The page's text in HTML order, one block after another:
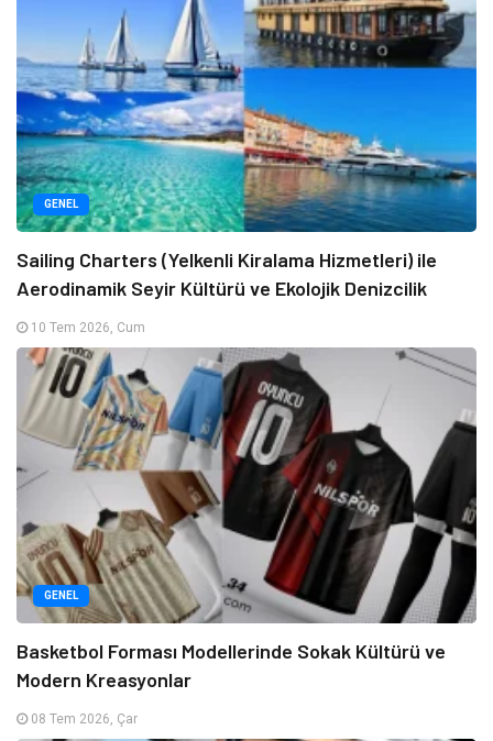
GENEL
Sailing Charters (Yelkenli Kiralama Hizmetleri) ile
Aerodinamik Seyir Kültürü ve Ekolojik Denizcilik
10 Tem 2026, Cum
GENEL
Basketbol Forması Modellerinde Sokak Kültürü ve
Modern Kreasyonlar
08 Tem 2026, Çar